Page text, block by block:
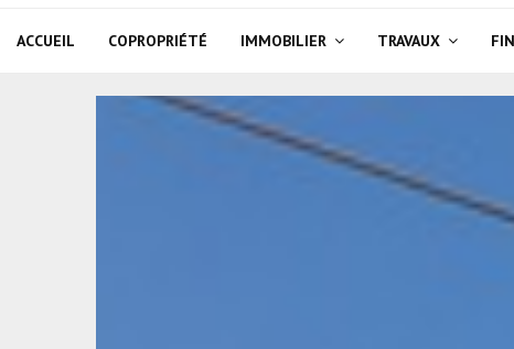
ACCUEIL COPROPRIÉTÉ IMMOBILIER TRAVAUX